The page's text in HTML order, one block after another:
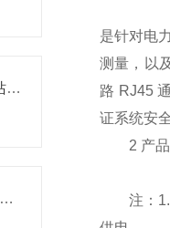
光储充协调控制器：开启基站能源管理的“智慧大脑”时代
安科瑞医疗it系统绝缘监测在彭世洛医院项目的设计与应用
是针对电
测量，以
路 RJ45
证系统安
2 产品
注：